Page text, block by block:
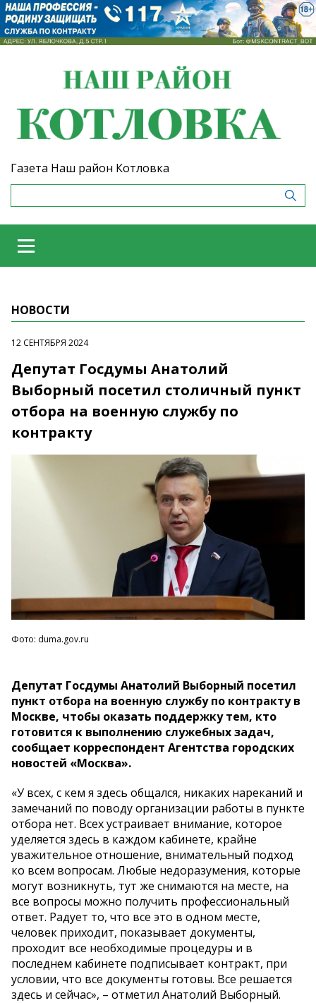
Газета Наш район Котловка
НОВОСТИ
12 СЕНТЯБРЯ 2024
Депутат Госдумы Анатолий
Выборный посетил столичный пункт
отбора на военную службу по
контракту
Фото: duma.gov.ru
Депутат Госдумы Анатолий Выборный посетил
пункт отбора на военную службу по контракту в
Москве, чтобы оказать поддержку тем, кто
готовится к выполнению служебных задач,
сообщает корреспондент Агентства городских
новостей «Москва».
«У всех, с кем я здесь общался, никаких нареканий и
замечаний по поводу организации работы в пункте
отбора нет. Всех устраивает внимание, которое
уделяется здесь в каждом кабинете, крайне
уважительное отношение, внимательный подход
ко всем вопросам. Любые недоразумения, которые
могут возникнуть, тут же снимаются на месте, на
все вопросы можно получить профессиональный
ответ. Радует то, что все это в одном месте,
человек приходит, показывает документы,
проходит все необходимые процедуры и в
последнем кабинете подписывает контракт, при
условии, что все документы готовы. Все решается
здесь и сейчас», – отметил Анатолий Выборный.